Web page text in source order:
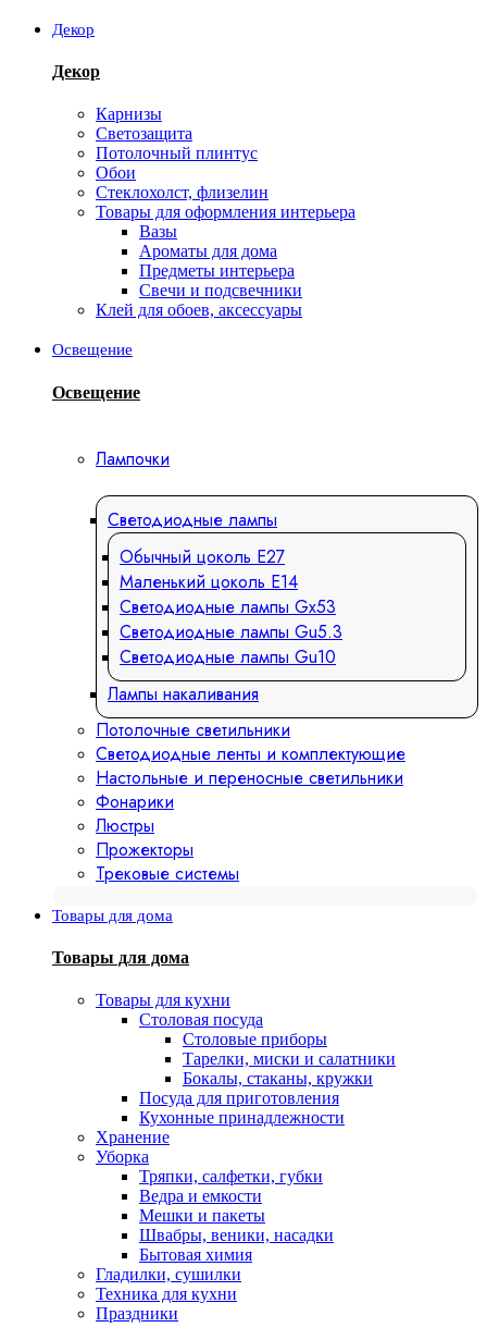
Декор
Декор
Карнизы
Светозащита
Потолочный плинтус
Обои
Стеклохолст, флизелин
Товары для оформления интерьера
Вазы
Ароматы для дома
Предметы интерьера
Свечи и подсвечники
Клей для обоев, аксессуары
Освещение
Освещение
Лампочки
Светодиодные лампы
Обычный цоколь Е27
Маленький цоколь Е14
Светодиодные лампы Gx53
Светодиодные лампы Gu5.3
Светодиодные лампы Gu10
Лампы накаливания
Потолочные светильники
Светодиодные ленты и комплектующие
Настольные и переносные светильники
Фонарики
Люстры
Прожекторы
Трековые системы
Товары для дома
Товары для дома
Товары для кухни
Столовая посуда
Столовые приборы
Тарелки, миски и салатники
Бокалы, стаканы, кружки
Посуда для приготовления
Кухонные принадлежности
Хранение
Уборка
Тряпки, салфетки, губки
Ведра и емкости
Мешки и пакеты
Швабры, веники, насадки
Бытовая химия
Гладилки, сушилки
Техника для кухни
Праздники